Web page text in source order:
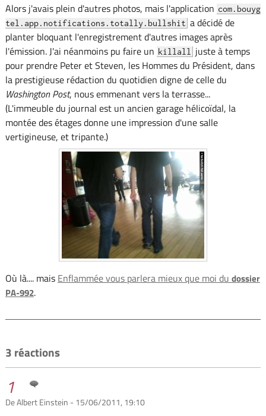
Alors j'avais plein d'autres photos, mais l'application com.bouyg
tel.app.notifications.totally.bullshit a décidé de
planter bloquant l'enregistrement d'autres images après
l'émission. J'ai néanmoins pu faire un killall juste à temps
pour prendre Peter et Steven, les Hommes du Président, dans
la prestigieuse rédaction du quotidien digne de celle du
Washington Post, nous emmenant vers la terrasse...
(L'immeuble du journal est un ancien garage hélicoïdal, la
montée des étages donne une impression d'une salle
vertigineuse, et tripante.)
Où là.... mais Enflammée vous parlera mieux que moi du dossier
PA-992.
3 réactions
1
De Albert Einstein - 15/06/2011, 19:10